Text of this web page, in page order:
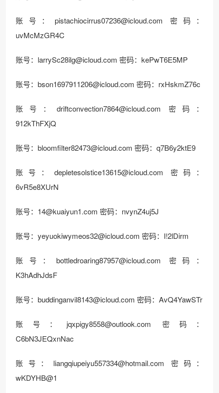
账号：pistachiocirrus07236@icloud.com 密码：
uvMcMzGR4C
账号：larrySc28ilg@icloud.com 密码：kePwT6E5MP
账号：bson1697911206@icloud.com 密码：rxHskmZ76c
账号：driftconvection7864@icloud.com 密码：
912kThFXjQ
账号：bloomfilter82473@icloud.com 密码：q7B6y2ktE9
账号：depletesolstice13615@icloud.com 密码：
6vR5e8XUrN
账号：14@kuaiyun1.com 密码：nvynZ4uj5J
账号：yeyuokiwymeos32@icloud.com 密码：I!2lDirm
账号：bottledroaring87957@icloud.com 密码：
K3hAdhJdsF
账号：buddinganvil8143@icloud.com 密码：AvQ4YawSTr
账号：jqxpigy8558@outlook.com 密码：
C6bN3JEQxnNac
账号：liangqiupeiyu557334@hotmail.com 密码：
wKDYHB@1